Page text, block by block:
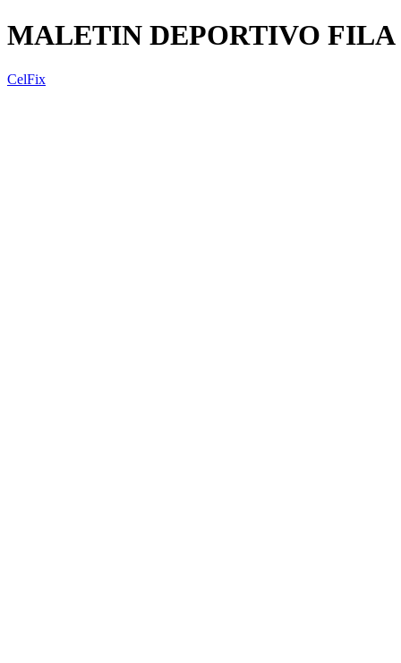
MALETIN DEPORTIVO FILA
CelFix